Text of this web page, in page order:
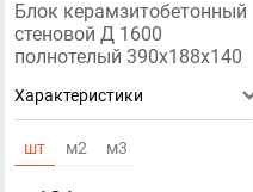
Блок керамзитобетонный
стеновой Д 1600
полнотелый 390х188х140
Характеристики
шт м2 м3